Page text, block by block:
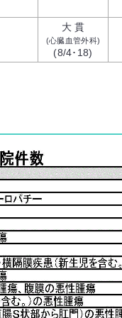
大 貫
(心臓血管外科)
(8/4･18)